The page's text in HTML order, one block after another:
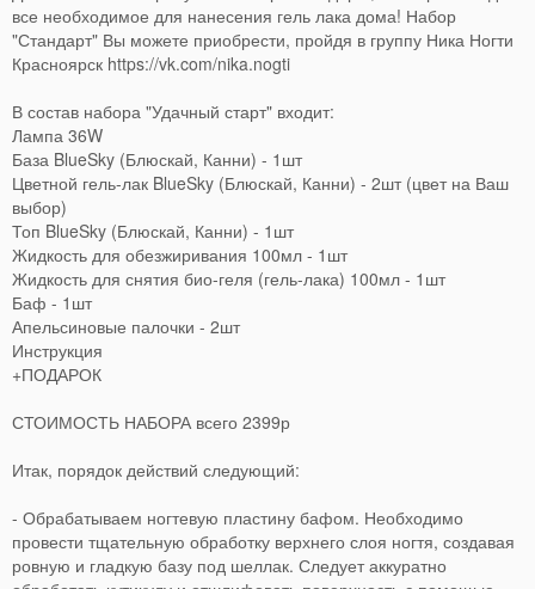
все необходимое для нанесения гель лака дома! Набор
"Стандарт" Вы можете приобрести, пройдя в группу Ника Ногти
Красноярск https://vk.com/nika.nogti
В состав набора "Удачный старт" входит:
Лампа 36W
База BlueSky (Блюскай, Канни) - 1шт
Цветной гель-лак BlueSky (Блюскай, Канни) - 2шт (цвет на Ваш
выбор)
Топ BlueSky (Блюскай, Канни) - 1шт
Жидкость для обезжиривания 100мл - 1шт
Жидкость для снятия био-геля (гель-лака) 100мл - 1шт
Баф - 1шт
Апельсиновые палочки - 2шт
Инструкция
+ПОДАРОК
СТОИМОСТЬ НАБОРА всего 2399р
Итак, порядок действий следующий:
- Обрабатываем ногтевую пластину бафом. Необходимо
провести тщательную обработку верхнего слоя ногтя, создавая
ровную и гладкую базу под шеллак. Следует аккуратно